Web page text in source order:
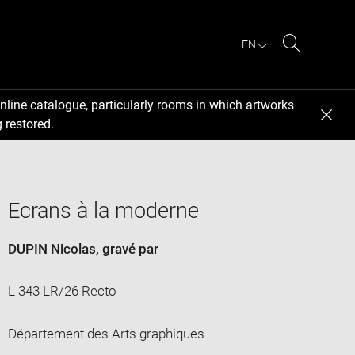
EN
catalogue, particularly rooms in which artworks
restored.
Ecrans à la moderne
DUPIN Nicolas, gravé par
L 343 LR/26 Recto
Département des Arts graphiques